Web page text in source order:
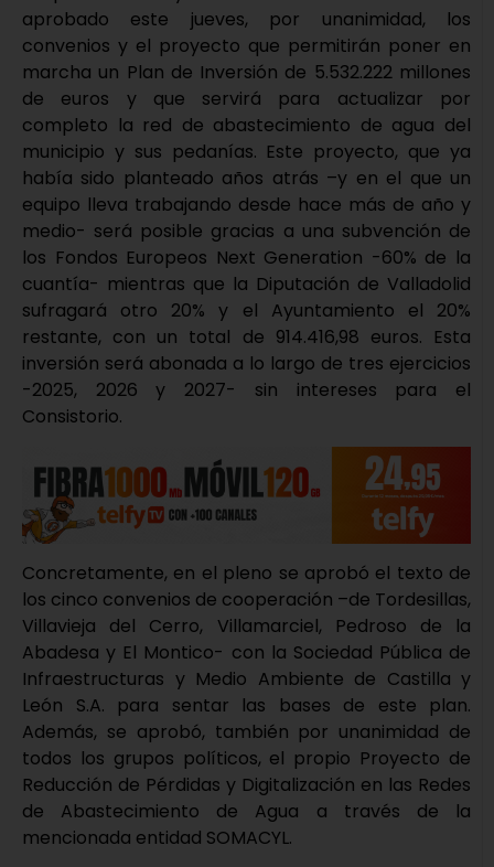
aprobado este jueves, por unanimidad, los
convenios y el proyecto que permitirán poner en
marcha un Plan de Inversión de 5.532.222 millones
de euros y que servirá para actualizar por
completo la red de abastecimiento de agua del
municipio y sus pedanías. Este proyecto, que ya
había sido planteado años atrás –y en el que un
equipo lleva trabajando desde hace más de año y
medio- será posible gracias a una subvención de
los Fondos Europeos Next Generation -60% de la
cuantía- mientras que la Diputación de Valladolid
sufragará otro 20% y el Ayuntamiento el 20%
restante, con un total de 914.416,98 euros. Esta
inversión será abonada a lo largo de tres ejercicios
-2025, 2026 y 2027- sin intereses para el
Consistorio.
Concretamente, en el pleno se aprobó el texto de
los cinco convenios de cooperación –de Tordesillas,
Villavieja del Cerro, Villamarciel, Pedroso de la
Abadesa y El Montico- con la Sociedad Pública de
Infraestructuras y Medio Ambiente de Castilla y
León S.A. para sentar las bases de este plan.
Además, se aprobó, también por unanimidad de
todos los grupos políticos, el propio Proyecto de
Reducción de Pérdidas y Digitalización en las Redes
de Abastecimiento de Agua a través de la
mencionada entidad SOMACYL.